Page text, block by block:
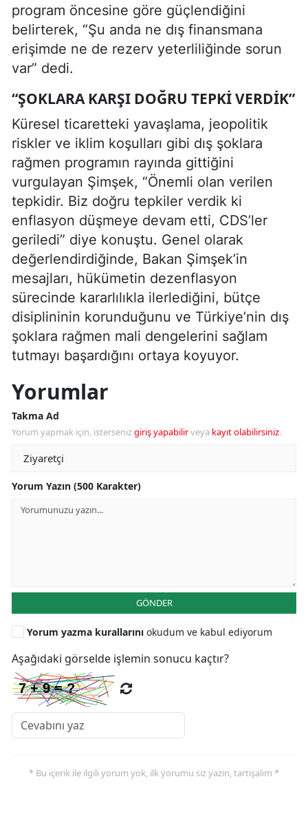
program öncesine göre güçlendiğini
belirterek, “Şu anda ne dış finansmana
erişimde ne de rezerv yeterliliğinde sorun
var” dedi.
“ŞOKLARA KARŞI DOĞRU TEPKI VERDIK”
Küresel ticaretteki yavaşlama, jeopolitik
riskler ve iklim koşulları gibi dış şoklara
rağmen programın rayında gittiğini
vurgulayan Şimşek, “Önemli olan verilen
tepkidir. Biz doğru tepkiler verdik ki
enflasyon düşmeye devam etti, CDS’ler
geriledi” diye konuştu. Genel olarak
değerlendirdiğinde, Bakan Şimşek’in
mesajları, hükümetin dezenflasyon
sürecinde kararlılıkla ilerlediğini, bütçe
disiplininin korunduğunu ve Türkiye’nin dış
şoklara rağmen mali dengelerini sağlam
tutmayı başardığını ortaya koyuyor.
Yorumlar
Takma Ad
Yorum yapmak için, istersenizgiriş yapabilirveya kayıt olabilirsiniz.
Yorum Yazın (500 Karakter)
GÖNDER
Yorum yazma kurallarını okudum ve kabul ediyorum
Aşağıdaki görselde işlemin sonucu kaçtır?
* Bu içerik ile ilgili yorum yok, ilk yorumu siz yazın, tartışalım *